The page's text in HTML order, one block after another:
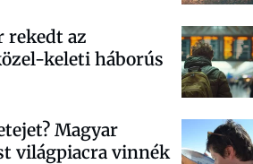
rekedt az
keleti háborús
Magyar
világpiacra vinnék